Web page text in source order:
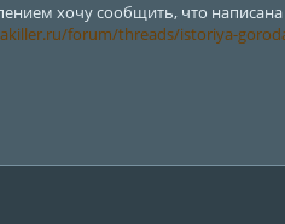
хочу сообщить, что
forum/threads/istoriya-